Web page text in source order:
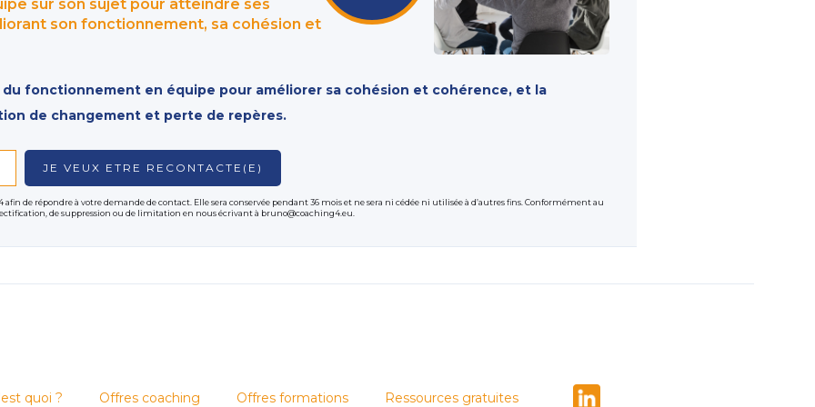
contextes professionnels pour améliorer la dynamique d'équipe et le développement
d’un coaching d’équipe.
de la théorie de Marston, et permettent de mieux comprendre vos
dans vos choix et vos actions.
sur son sujet pour atteindre ses
son fonctionnement, sa cohésion et
du fonctionnement en équipe pour améliorer sa cohésion et cohérence, et la
de changement et perte de repères.
bénéfices à une équipe en entreprise. Voici quelques uns des bénéfices possibles
de répondre à votre demande de contact. Elle sera conservée pendant 36 mois et ne sera ni cédée ni utilisée à d’autres fins. Conformément au
rectification, de suppression ou de limitation en nous écrivant à bruno@coaching4.eu.
quoi ? Offres coaching Offres formations Ressources gratuites